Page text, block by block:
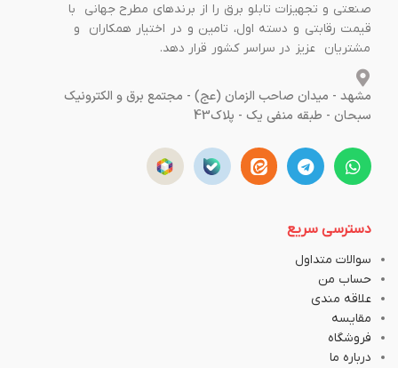
صنعتی و تجهیزات تابلو برق را از برندهای مطرح جهانی با
قیمت رقابتی و دسته اول، تامین و در اختیار همکاران و
مشتریان عزیز در سراسر کشور قرار دهد.
مشهد - میدان صاحب الزمان (عج) - مجتمع برق و الکترونیک
سبحان - طبقه منفی یک - پلاک43
دسترسی سریع
سوالات متداول
حساب من
علاقه مندی
مقایسه
فروشگاه
درباره ما